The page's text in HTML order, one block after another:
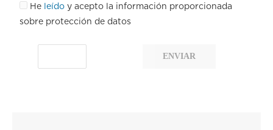
He leído y acepto la información proporcionada
sobre protección de datos
ENVIAR